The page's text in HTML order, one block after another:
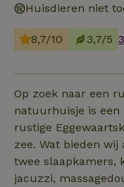
Huisdieren niet
8,7/10 3,7/5
Op zoek naar een
natuurhuisje is
rustige
zee. Wat bieden
twee slaapkamers,
jacuzzi,